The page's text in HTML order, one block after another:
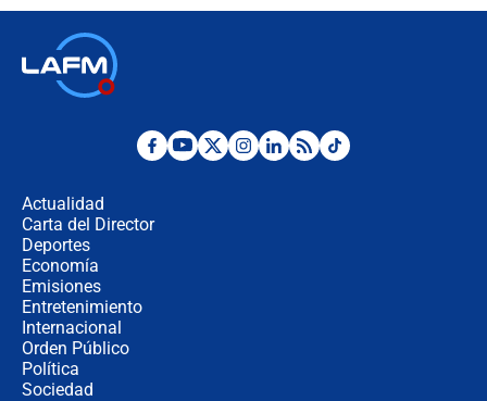
¿Por qué De la Espriella gobernará
Actualidad
Carta del Director
Deportes
Economía
Emisiones
Entretenimiento
Internacional
Orden Público
Política
Sociedad